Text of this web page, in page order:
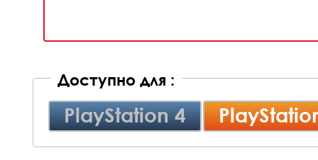
Доступно для :
PlayStation 4